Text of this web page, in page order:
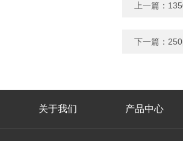
上一篇：
下一篇：
关于我们 产品中心